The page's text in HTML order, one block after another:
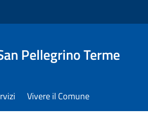
Pellegrino Terme
Vivere il Comune